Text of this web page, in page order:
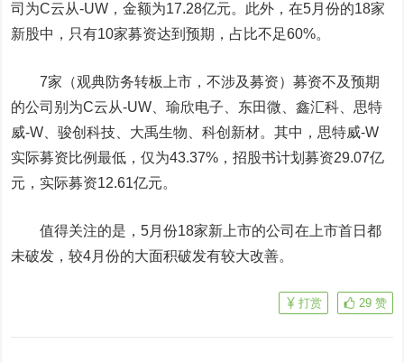
司为C云从-UW，金额为17.28亿元。此外，在5月份的18家
新股中，只有10家募资达到预期，占比不足60%。
7家（观典防务转板上市，不涉及募资）募资不及预期
的公司别为C云从-UW、瑜欣电子 东田微 、鑫汇科
思特
威-W、骏创科技 大禹生物 、科创新材。其中，思特威-W
实际募资比例最低，仅为43.37%，招股书计划募资29.07亿
元，实际募资12.61亿元。
值得关注的是，5月份18家新上市的公司在上市首日都
未破发，较4月份的大面积破发有较大改善。
29 赞
打赏